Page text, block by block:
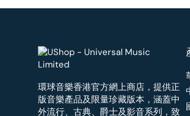
環球音樂香港官方網上商店，提供正
版音樂產品及限量珍藏版本，涵蓋中
外流行、古典、爵士及影音系列，致